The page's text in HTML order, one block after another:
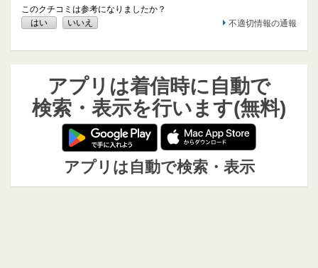
このクチコミは参考になりましたか？
はい
いいえ 不適切情報の通報
アプリは着信時に自動で
検索・表示を行います(無料)
アプリは自動で検索・表示